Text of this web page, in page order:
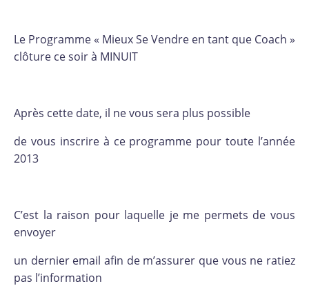
Le Programme « Mieux Se Vendre en tant que Coach »
clôture ce soir à MINUIT
Après cette date, il ne vous sera plus possible
de vous inscrire à ce programme pour toute l’année
2013
C’est la raison pour laquelle je me permets de vous
envoyer
un dernier email afin de m’assurer que vous ne ratiez
pas l’information